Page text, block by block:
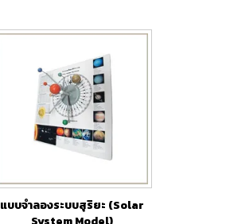
แบบจำลองระบบสุริยะ (Solar